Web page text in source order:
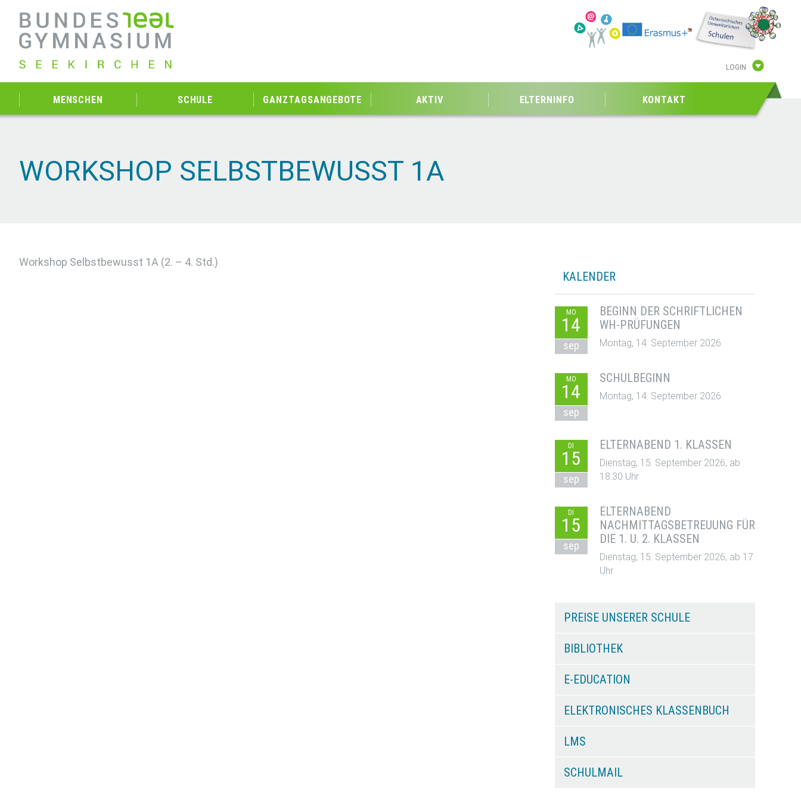
LOGIN
MENSCHEN SCHULE GANZTAGSANGEBOTE AKTIV ELTERNINFO KONTAKT
WORKSHOP SELBSTBEWUSST 1A
Workshop Selbstbewusst 1A (2. – 4. Std.)
KALENDER
MO
14
sep
BEGINN DER SCHRIFTLICHEN
WH-PRÜFUNGEN
Montag, 14. September 2026
MO
14
sep
SCHULBEGINN
Montag, 14. September 2026
DI
15
sep
ELTERNABEND 1. KLASSEN
Dienstag, 15. September 2026, ab
18:30 Uhr
DI
15
sep
ELTERNABEND
NACHMITTAGSBETREUUNG FÜR
DIE 1. U. 2. KLASSEN
Dienstag, 15. September 2026, ab 17
Uhr
PREISE UNSERER SCHULE
BIBLIOTHEK
E-EDUCATION
ELEKTRONISCHES KLASSENBUCH
LMS
SCHULMAIL